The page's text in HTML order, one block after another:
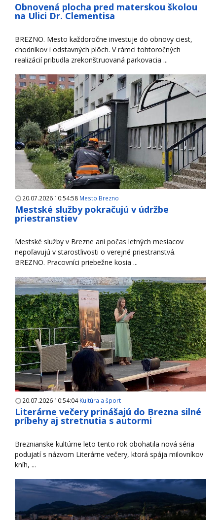
Obnovená plocha pred materskou školou
na Ulici Dr. Clementisa
BREZNO. Mesto každoročne investuje do obnovy ciest,
chodníkov i odstavných plôch. V rámci tohtoročných
realizácií pribudla zrekonštruovaná parkovacia ...
20.07.2026 10:54:58 Mesto Brezno
Mestské služby pokračujú v údržbe
priestranstiev
Mestské služby v Brezne ani počas letných mesiacov
nepoľavujú v starostlivosti o verejné priestranstvá.
BREZNO. Pracovníci priebežne kosia ...
20.07.2026 10:54:04Kultúra a šport
Literárne večery prinášajú do Brezna silné
príbehy aj stretnutia s autormi
Breznianske kultúrne leto tento rok obohatila nová séria
podujatí s názvom Literárne večery, ktorá spája milovníkov
kníh, ...